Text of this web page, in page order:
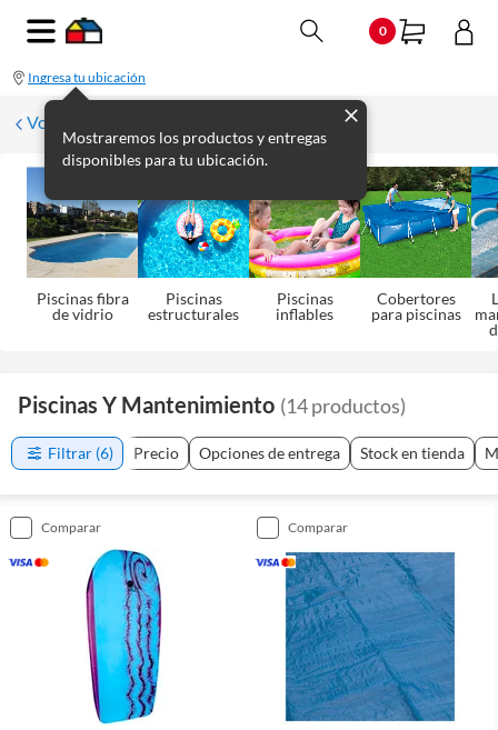
0
Ingresa tu ubicación
Mostraremos los productos y entregas
disponibles para tu ubicación.
Volver a Aire Libre
Piscinas fibra
de vidrio
Piscinas
estructurales
Piscinas
inflables
Cobertores
para piscinas
Piscinas Y Mantenimiento (14productos)
Filtrar (6) Precio Opciones de entrega Stock en tienda
comparar comparar